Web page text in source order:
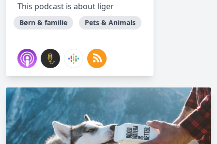
This podcast is about liger
Børn & familie Pets & Animals